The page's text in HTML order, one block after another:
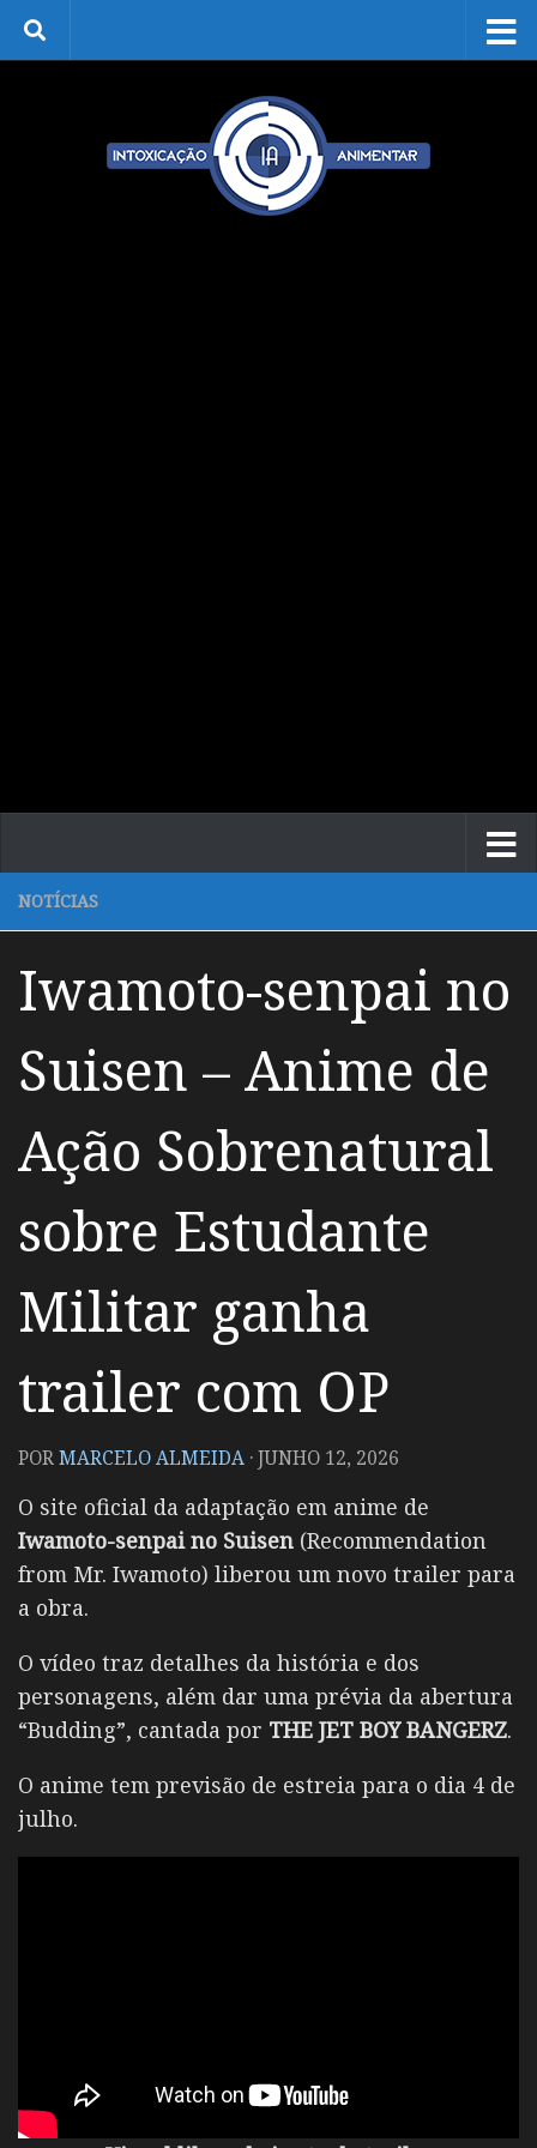
Skip to content
NOTÍCIAS
Iwamoto-senpai no
Suisen – Anime de
Ação Sobrenatural
sobre Estudante
Militar ganha
trailer com OP
PORMARCELO ALMEIDA ·JUNHO 12, 2026
O site oficial da adaptação em anime de
Iwamoto-senpai no Suisen (Recommendation
from Mr. Iwamoto) liberou um novo trailer para
a obra.
O vídeo traz detalhes da história e dos
personagens, além dar uma prévia da abertura
“Budding”, cantada por THE JET BOY BANGERZ.
O anime tem previsão de estreia para o dia 4 de
julho.